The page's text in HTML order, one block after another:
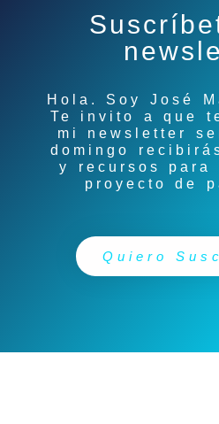
Hola. Soy José
Te invito a que
mi newsletter
domingo
y recursos para
proyecto de
Quiero